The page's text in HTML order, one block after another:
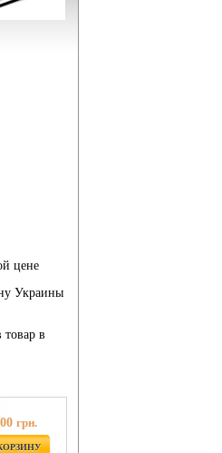
цене
Украины
в
грн.